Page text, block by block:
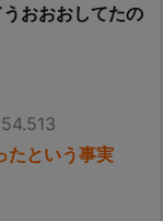
おおおしてたの
たという事実